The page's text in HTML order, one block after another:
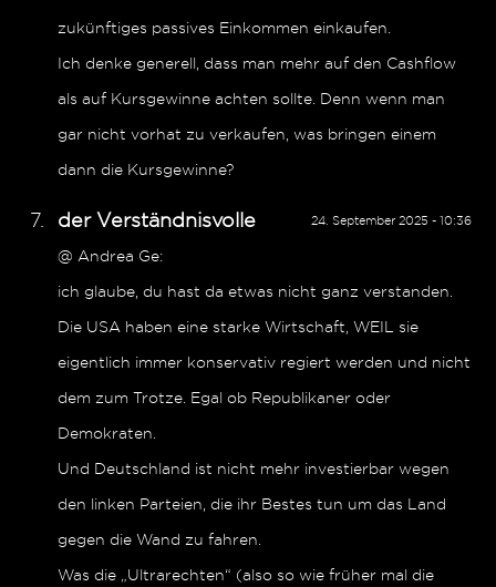
zukünftiges passives Einkommen einkaufen.
Ich denke generell, dass man mehr auf den Cashflow
als auf Kursgewinne achten sollte. Denn wenn man
gar nicht vorhat zu verkaufen, was bringen einem
dann die Kursgewinne?
24. September 2025 - 10:36
der Verständnisvolle
@ Andrea Ge:
ich glaube, du hast da etwas nicht ganz verstanden.
Die USA haben eine starke Wirtschaft, WEIL sie
eigentlich immer konservativ regiert werden und nicht
dem zum Trotze. Egal ob Republikaner oder
Demokraten.
Und Deutschland ist nicht mehr investierbar wegen
den linken Parteien, die ihr Bestes tun um das Land
gegen die Wand zu fahren.
Was die „Ultrarechten“ (also so wie früher mal die